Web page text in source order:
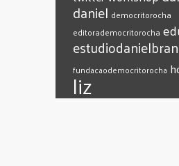
‎daniel‬ ‎democritorocha
‎editorademocritorocha
‎fundacaodemocritorocha
‪‎liz